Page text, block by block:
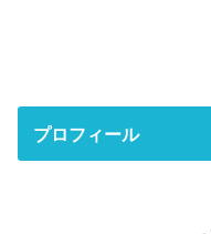
プロフィール